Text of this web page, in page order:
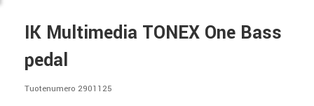
IK Multimedia TONEX One Bass
pedal
Tuotenumero 2901125